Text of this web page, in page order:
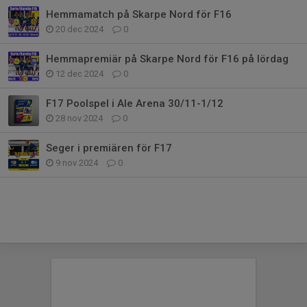
Hemmamatch på Skarpe Nord för F16
20 dec 2024 0
Hemmapremiär på Skarpe Nord för F16 på lördag
12 dec 2024 0
F17 Poolspel i Ale Arena 30/11-1/12
28 nov 2024 0
Seger i premiären för F17
9 nov 2024 0